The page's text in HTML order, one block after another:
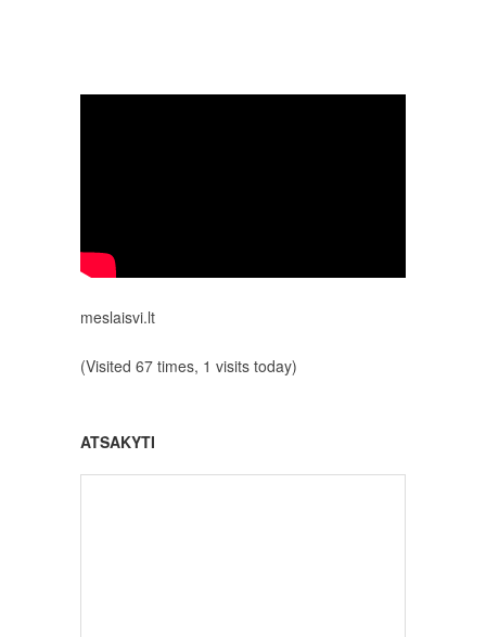
meslaisvi.lt
(Visited 67 times, 1 visits today)
ATSAKYTI